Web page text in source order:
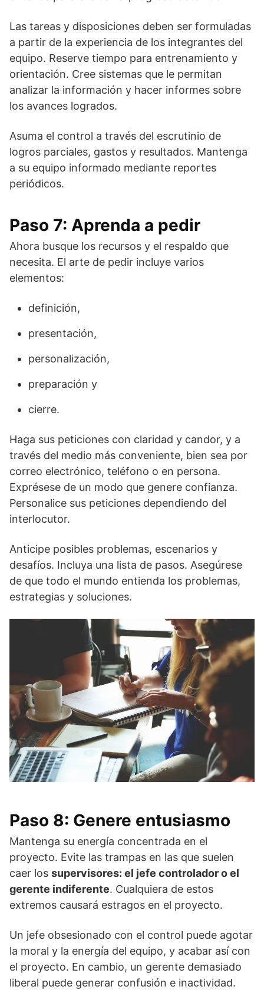
Las tareas y disposiciones deben ser formuladas
a partir de la experiencia de los integrantes del
equipo. Reserve tiempo para entrenamiento y
orientación. Cree sistemas que le permitan
analizar la información y hacer informes sobre
los avances logrados.
Asuma el control a través del escrutinio de
logros parciales, gastos y resultados. Mantenga
a su equipo informado mediante reportes
periódicos.
Paso 7: Aprenda a pedir
Ahora busque los recursos y el respaldo que
necesita. El arte de pedir incluye varios
elementos:
definición,
presentación,
personalización,
preparación y
cierre.
Haga sus peticiones con claridad y candor, y a
través del medio más conveniente, bien sea por
correo electrónico, teléfono o en persona.
Exprésese de un modo que genere confianza.
Personalice sus peticiones dependiendo del
interlocutor.
Anticipe posibles problemas, escenarios y
desafíos. Incluya una lista de pasos. Asegúrese
de que todo el mundo entienda los problemas,
estrategias y soluciones.
Paso 8: Genere entusiasmo
Mantenga su energía concentrada en el
proyecto. Evite las trampas en las que suelen
caer los supervisores: el jefe controlador o el
gerente indiferente. Cualquiera de estos
extremos causará estragos en el proyecto.
Un jefe obsesionado con el control puede agotar
la moral y la energía del equipo, y acabar así con
el proyecto. En cambio, un gerente demasiado
liberal puede generar confusión e inactividad.